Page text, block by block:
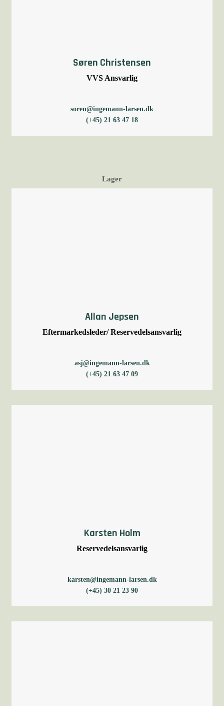
Søren Christensen
VVS Ansvarlig
soren@ingemann-larsen.dk
(+45) 21 63 47 18
Lager
Allan Jepsen
Eftermarkedsleder/ Reservedelsansvarlig
asj@ingemann-larsen.dk
(+45) 21 63 47 09
Karsten Holm
Reservedelsansvarlig
karsten@ingemann-larsen.dk
(+45) 30 21 23 90